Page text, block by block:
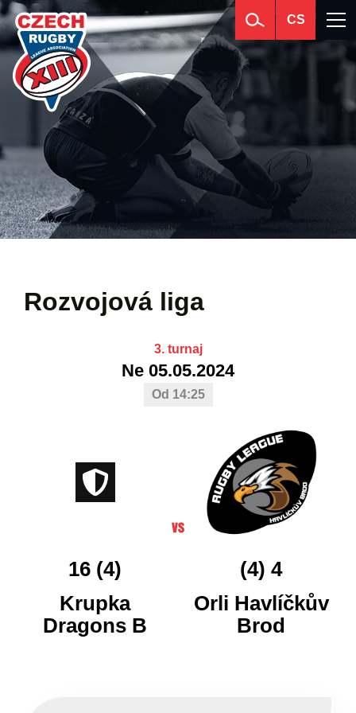
CS
Rozvojová liga
3. turnaj
Ne 05.05.2024
Od 14:25
16 (4)
Krupka
Dragons B
(4) 4
Orli Havlíčkův
Brod